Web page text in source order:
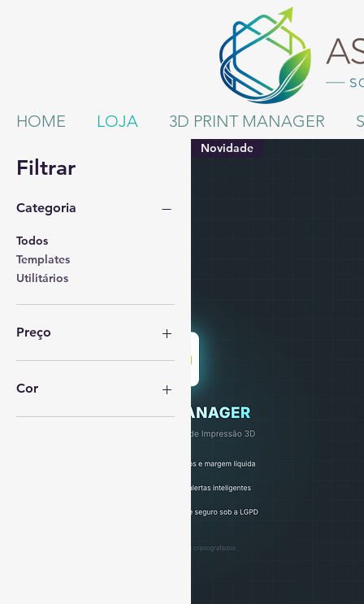
HOME LOJA 3D PRINT MANAGER
Filtrar
Categoria
Todos
Templates
Utilitários
Preço
Cor
Novidade